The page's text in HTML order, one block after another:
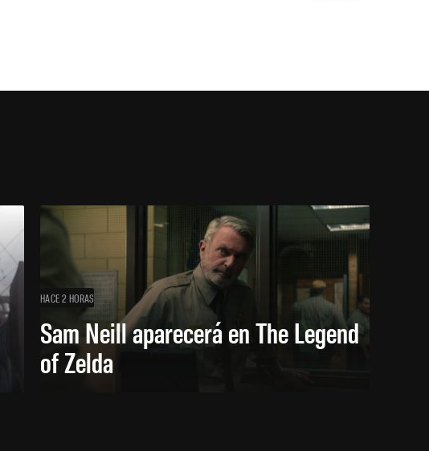
HACE 2 HORAS
Sam Neill aparecerá en The Legend
of Zelda